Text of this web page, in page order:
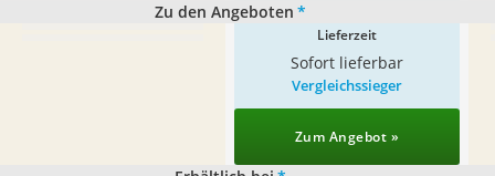
Zu den Angeboten *
Lieferzeit
Sofort lieferbar
Vergleichssieger
Zum Angebot »